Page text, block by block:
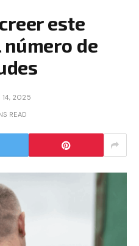
este
de
14, 2025
READ